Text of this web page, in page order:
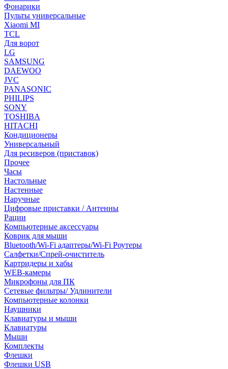
Фонарики
Пульты универсальные
Xiaomi MI
TCL
Для ворот
LG
SAMSUNG
DAEWOO
JVC
PANASONIC
PHILIPS
SONY
TOSHIBA
HITACHI
Кондиционеры
Универсальный
Для ресиверов (приставок)
Прочее
Часы
Настольные
Настенные
Наручные
Цифровые приставки / Антенны
Рации
Компьютерные аксессуары
Коврик для мыши
Bluetooth/Wi-Fi адаптеры/Wi-Fi Роутеры
Салфетки/Спрей-очиститель
Картридеры и хабы
WEB-камеры
Микрофоны для ПК
Сетевые фильтры/ Удлинители
Компьютерные колонки
Наушники
Клавиатуры и мыши
Клавиатуры
Мыши
Комплекты
Флешки
Флешки USB